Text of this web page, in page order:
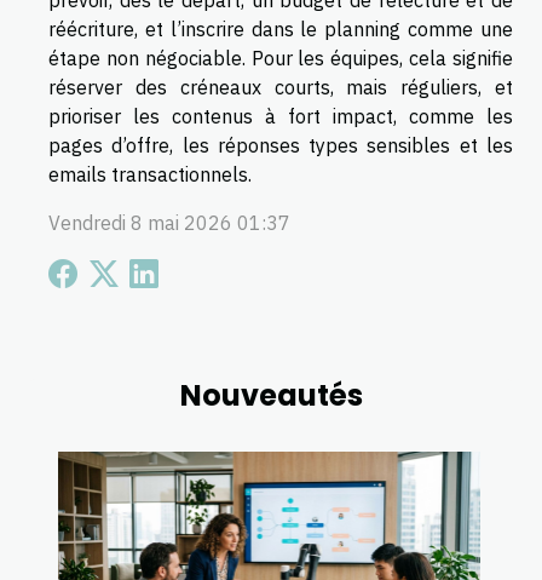
Nouveautés
réécriture, et l’inscrire dans le planning comme une
étape non négociable. Pour les équipes, cela signifie
réserver des créneaux courts, mais réguliers, et
prioriser les contenus à fort impact, comme les
pages d’offre, les réponses types sensibles et les
emails transactionnels.
Vendredi 8 mai 2026 01:37